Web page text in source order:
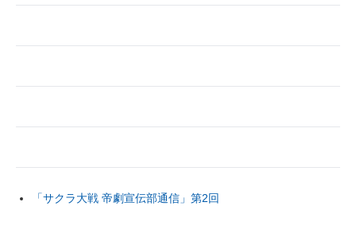
「サクラ大戦 帝劇宣伝部通信」第2回